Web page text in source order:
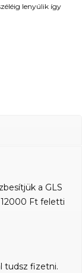
lenyúlik így
a GLS
12000 Ft feletti
tudsz fizetni.